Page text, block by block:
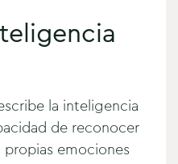
la inteligencia
de reconocer
emociones